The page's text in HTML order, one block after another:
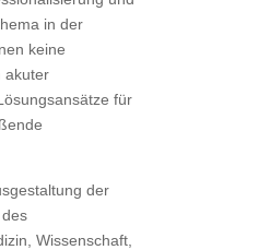
in der
keine
akuter
für
der
Wissenschaft,